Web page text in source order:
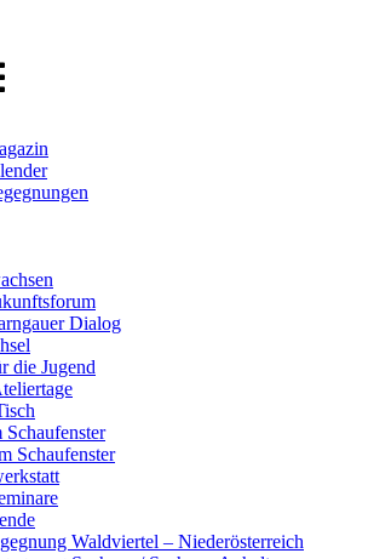
Dialog
die Jugend
Schaufenster
Waldviertel – Niederösterreich